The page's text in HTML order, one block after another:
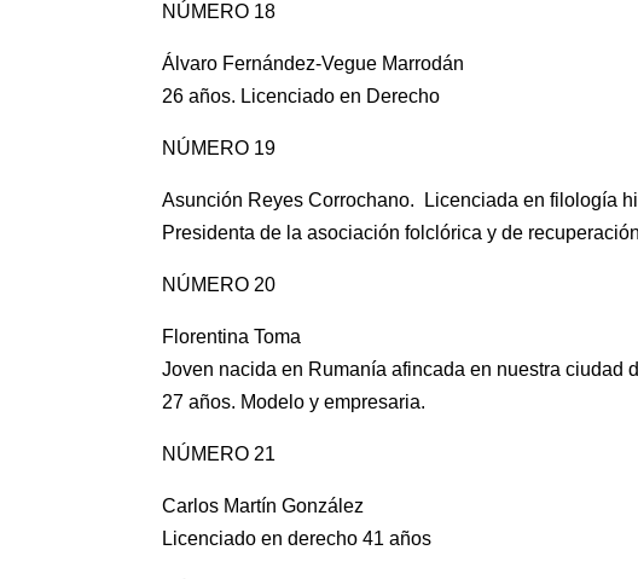
NÚMERO 18
Álvaro Fernández-Vegue Marrodán
26 años. Licenciado en Derecho
NÚMERO 19
Asunción Reyes Corrochano. Licenciada en filología
Presidenta de la asociación folclórica y de
NÚMERO 20
Florentina Toma
Joven nacida en Rumanía afincada en nuestra ciudad
27 años. Modelo y empresaria.
NÚMERO 21
Carlos Martín González
Licenciado en derecho 41 años